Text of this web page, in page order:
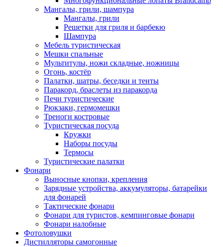
Мангалы, грили, шампура
Мангалы, грили
Решетки для гриля и барбекю
Шампура
Мебель туристическая
Мешки спальные
Мультитулы, ножи складные, ножницы
Огонь, костёр
Палатки, шатры, беседки и тенты
Паракорд, браслеты из паракорда
Печи туристические
Рюкзаки, гермомешки
Треноги костровые
Туристическая посуда
Кружки
Наборы посуды
Термосы
Туристические палатки
Фонари
Выносные кнопки, крепления
Зарядные устройства, аккумуляторы, батарейки
для фонарей
Тактические фонари
Фонари для туристов, кемпинговые фонари
Фонари налобные
Фотоловушки
Дистилляторы самогонные